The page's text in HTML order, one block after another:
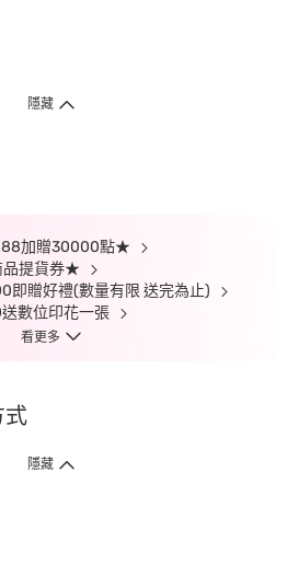
隱藏
加贈30000點★
提貨券★
即贈好禮(數量有限 送完為止)
數位印花一張
看更多
式
隱藏